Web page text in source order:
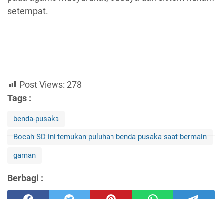
setempat.
Post Views: 278
Tags :
benda-pusaka
Bocah SD ini temukan puluhan benda pusaka saat bermain
gaman
Berbagi :